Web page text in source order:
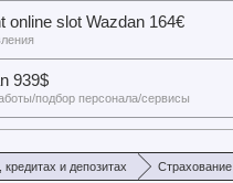
online slot Wazdan 164€
939$
подбор персонала/сервисы
и депозитах Страхование